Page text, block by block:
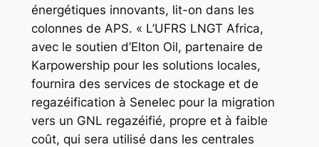
énergétiques innovants, lit-on dans les
colonnes de APS. « L’UFRS LNGT Africa,
avec le soutien d’Elton Oil, partenaire de
Karpowership pour les solutions locales,
fournira des services de stockage et de
regazéification à Senelec pour la migration
vers un GNL regazéifié, propre et à faible
coût, qui sera utilisé dans les centrales